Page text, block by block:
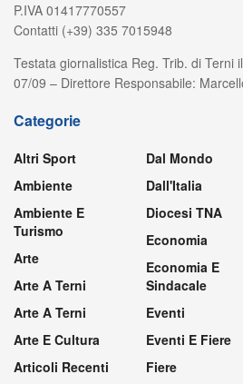
P.IVA 01417770557
Contatti (+39) 335 7015948
Testata giornalistica Reg. Trib. di Terni
07/09 – Direttore Responsabile:
Categorie
Altri Sport
Ambiente
Ambiente E
Turismo
Arte
Arte A Terni
Arte A Terni
Arte E Cultura
Articoli Recenti
Dal Mondo
Dall'Italia
Diocesi TNA
Economia
Economia E
Sindacale
Eventi
Eventi E Fiere
Fiere